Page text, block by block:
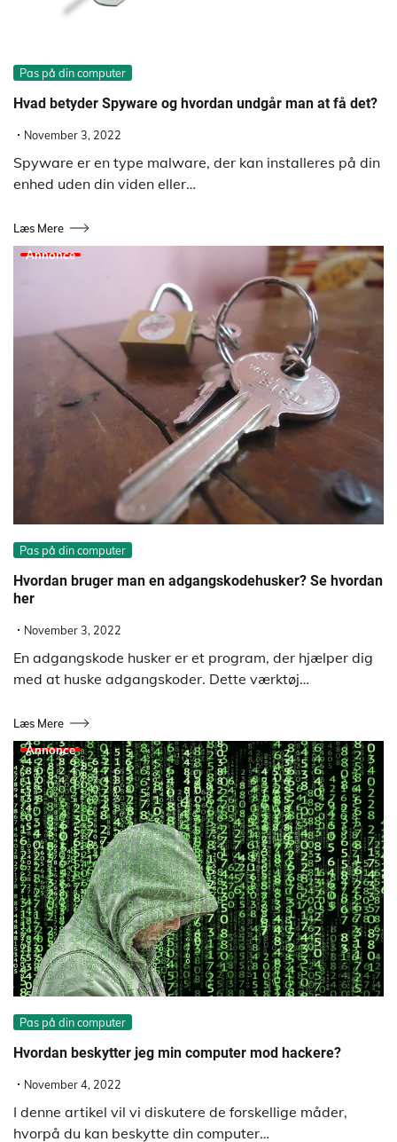
Pas på din computer
Hvad betyder Spyware og hvordan undgår man at få det?
November 3, 2022
Spyware er en type malware, der kan installeres på din
enhed uden din viden eller…
Læs Mere
Annonce
Pas på din computer
Hvordan bruger man en adgangskodehusker? Se hvordan
her
November 3, 2022
En adgangskode husker er et program, der hjælper dig
med at huske adgangskoder. Dette værktøj…
Læs Mere
Annonce
Pas på din computer
Hvordan beskytter jeg min computer mod hackere?
November 4, 2022
I denne artikel vil vi diskutere de forskellige måder,
hvorpå du kan beskytte din computer…